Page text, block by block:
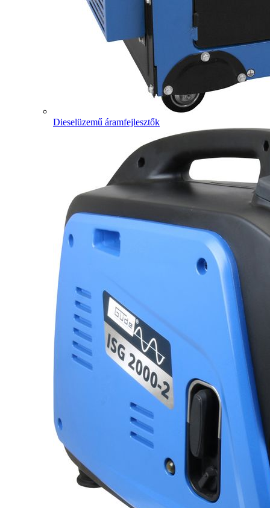
Dieselüzemű áramfejlesztők